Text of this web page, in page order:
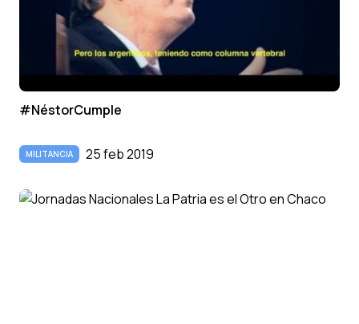
#NéstorCumple
MILITANCIA 25 feb 2019